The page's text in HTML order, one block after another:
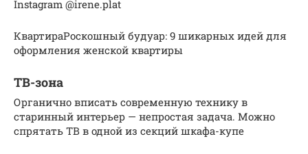
Instagram @irene.plat
КвартираРоскошный будуар: 9 шикарных идей для
оформления женской квартиры
ТВ-зона
Органично вписать современную технику в
старинный интерьер — непростая задача. Можно
спрятать ТВ в одной из секций шкафа-купе